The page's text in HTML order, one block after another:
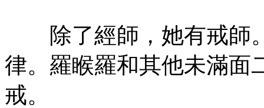
除了經師，她有戒師
律。羅睺羅和其他未滿面
戒。